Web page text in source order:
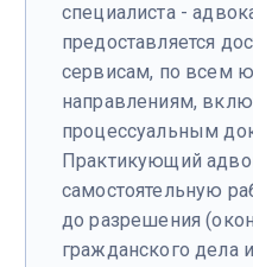
специалиста -
предоставляется
сервисам, по всем
направлениям,
процессуальным
Практикующий
самостоятельную
до разрешения
гражданского дела